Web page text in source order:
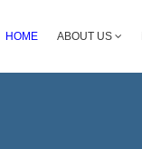
HOME ABOUT US